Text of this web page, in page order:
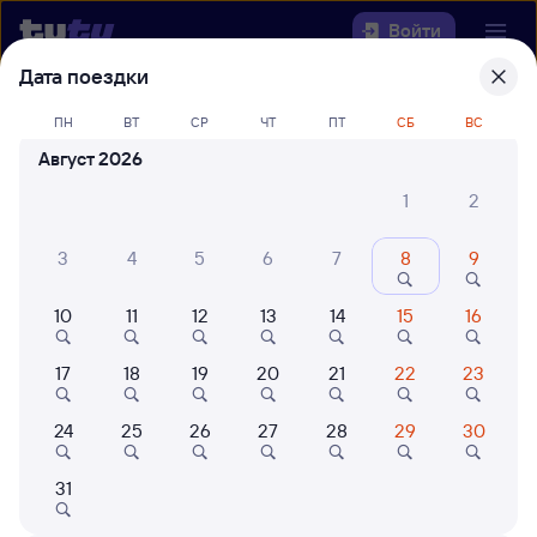
Войти
Выберите день, чтобы найтиж/д
билеты Белорецк — Пугачёвск
Куда
Когда
Кто едет
Найти поезда
Дата поездки
ПН ВТ СР ЧТ ПТ СБ ВС
Август 2026
1
2
3 4 5 6 7 8 9
10 11 12 13 14 15 16
17 18 19 20 21 22 23
24 25 26 27 28 29 30
31